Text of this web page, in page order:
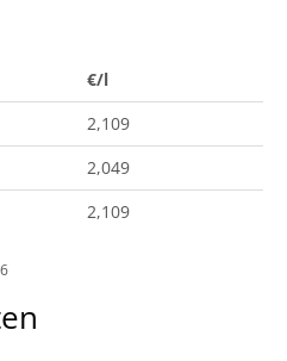
€/l
2,109
2,049
2,109